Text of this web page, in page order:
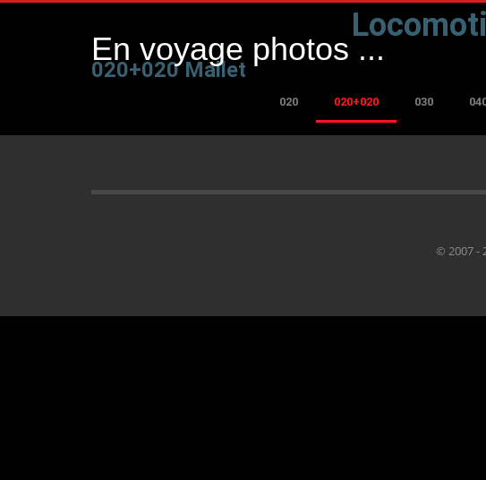
En voyage photos ...
020+020 Mallet
020 020+020 030
© 2007 -